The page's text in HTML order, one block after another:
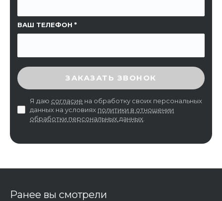
ВАШ ТЕЛЕФОН
ВВЕДИТЕ ПРОВЕРОЧНЫЙ КОД
ЗАКАЗАТЬ ЗВОНОК
Я даю согласие на обработку своих персональных
данных на условиях политики в отношении
обработки персональных данных
Ранее вы смотрели